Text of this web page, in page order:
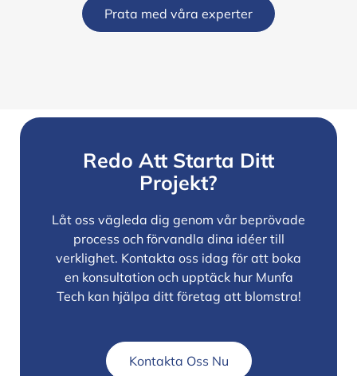
Prata med våra experter
Redo Att Starta Ditt
Projekt?
Låt oss vägleda dig genom vår beprövade
process och förvandla dina idéer till
verklighet. Kontakta oss idag för att boka
en konsultation och upptäck hur Munfa
Tech kan hjälpa ditt företag att blomstra!
Kontakta Oss Nu